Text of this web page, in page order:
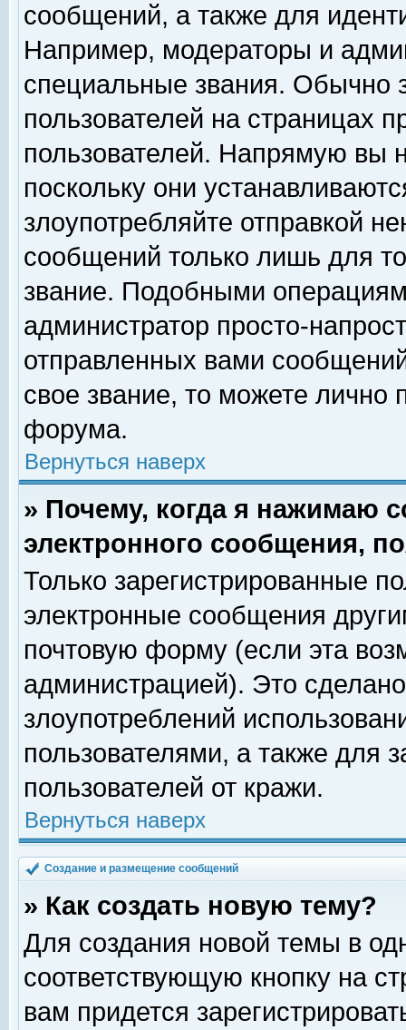
сообщений, а также для
Например, модераторы и
специальные звания. Обычно
пользователей на страницах
пользователей. Напрямую вы
поскольку они
злоупотребляйте отправкой
сообщений только лишь для
звание. Подобными
администратор просто-
отправленных вами
свое звание, то можете лично
форума.
Вернуться наверх
» Почему, когда я нажимаю
электронного сообщения,
Только зарегистрированные
электронные сообщения
почтовую форму (если эта
администрацией). Это
злоупотреблений
пользователями, а также для
пользователей от кражи.
Вернуться наверх
Создание и размещение сообщений
» Как создать новую тему?
Для создания новой темы в
соответствующую кнопку на
вам придется